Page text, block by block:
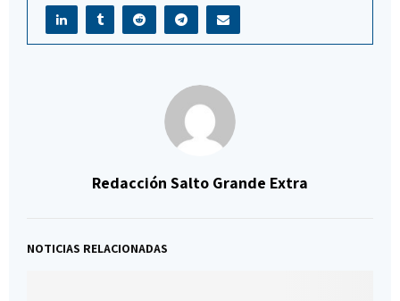
Redacción Salto Grande Extra
NOTICIAS RELACIONADAS